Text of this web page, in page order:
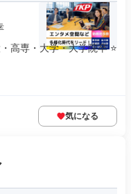
高専・大学・大学院卒 ⭐
気になる